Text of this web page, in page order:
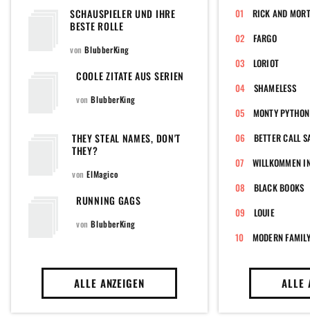
SCHAUSPIELER UND IHRE
BESTE ROLLE
vonBlubberKing
COOLE ZITATE AUS SERIEN
vonBlubberKing
THEY STEAL NAMES, DON'T
THEY?
vonElMagico
RUNNING GAGS
vonBlubberKing
ALLE ANZEIGEN
RICK AND
FARGO
LORIOT
SHAMELESS
MONTY
BETTER CALL
WILLKOMMEN
BLACK BOOKS
LOUIE
MODERN FAMILY
ALLE